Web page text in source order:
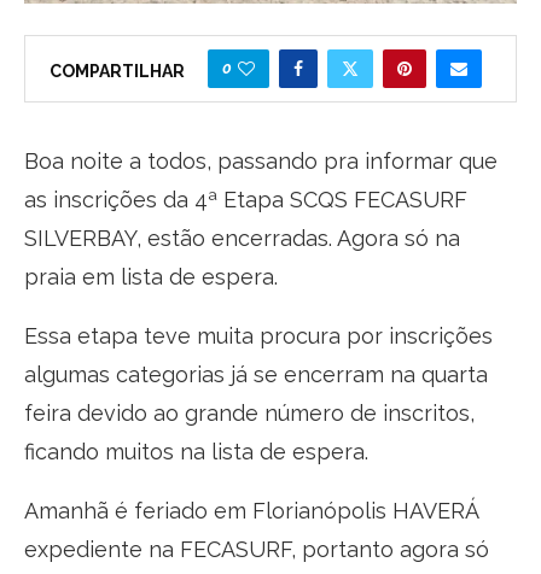
COMPARTILHAR 0
Boa noite a todos, passando pra informar que
as inscrições da 4ª Etapa SCQS FECASURF
SILVERBAY, estão encerradas. Agora só na
praia em lista de espera.
Essa etapa teve muita procura por inscrições
algumas categorias já se encerram na quarta
feira devido ao grande número de inscritos,
ficando muitos na lista de espera.
Amanhã é feriado em Florianópolis HAVERÁ
expediente na FECASURF, portanto agora só